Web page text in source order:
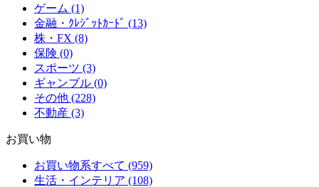
ゲーム (1)
金融・ｸﾚｼﾞｯﾄｶｰﾄﾞ (13)
株・FX (8)
保険 (0)
スポーツ (3)
ギャンブル (0)
その他 (228)
不動産 (3)
お買い物
お買い物系すべて (959)
生活・インテリア (108)